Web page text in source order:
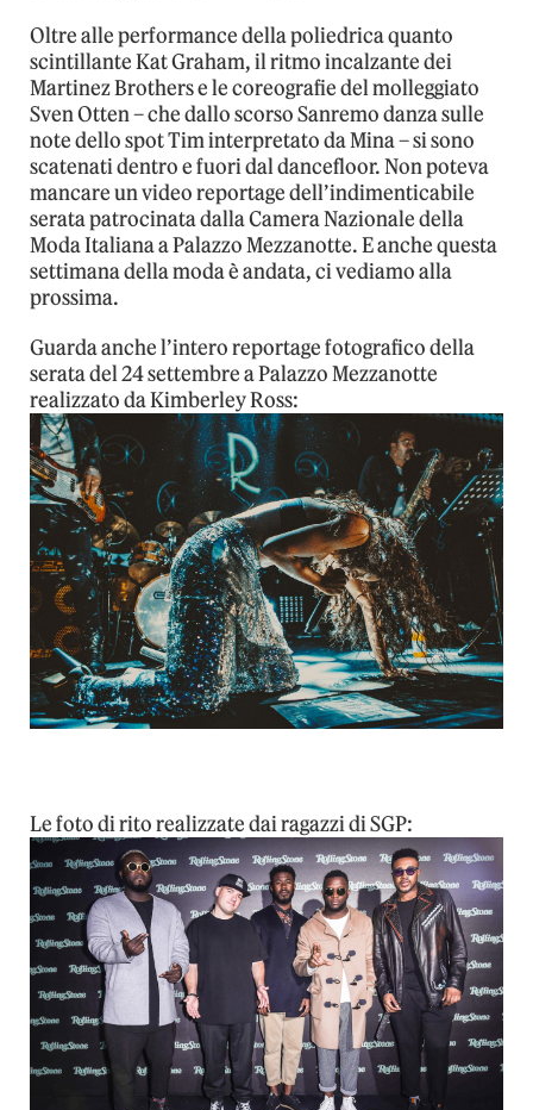
Oltre alle performance della poliedrica quanto
scintillante Kat Graham, il ritmo incalzante dei
Martinez Brothers e le coreografie del molleggiato
Sven Otten – che dallo scorso Sanremo danza sulle
note dello spot Tim interpretato da Mina – si sono
scatenati dentro e fuori dal dancefloor. Non poteva
mancare un video reportage dell’indimenticabile
serata patrocinata dalla Camera Nazionale della
Moda Italiana a Palazzo Mezzanotte. E anche questa
settimana della moda è andata, ci vediamo alla
prossima.
Guarda anche l’intero reportage fotografico della
serata del 24 settembre a Palazzo Mezzanotte
realizzato da Kimberley Ross:
Le foto di rito realizzate dai ragazzi di SGP: